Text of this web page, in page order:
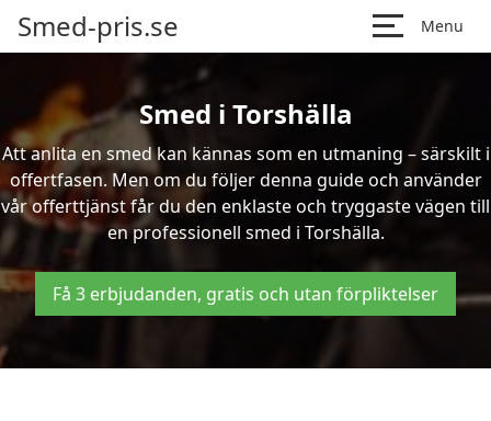
Smed-pris.se Menu
Smed i Torshälla
Att anlita en smed kan kännas som en utmaning – särskilt i
offertfasen. Men om du följer denna guide och använder
vår offerttjänst får du den enklaste och tryggaste vägen till
en professionell smed i Torshälla.
Få 3 erbjudanden, gratis och utan förpliktelser